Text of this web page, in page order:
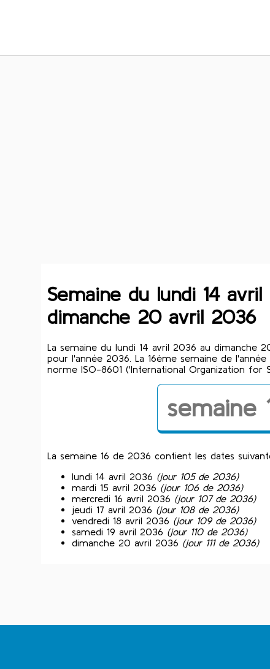
Semaine du lundi 14
dimanche 20 avril 2036
La semaine du lundi 14 avril 2036 au dimanche
pour l'année 2036. La 16ème semaine de
norme ISO-8601 ('International Organization for
semaine
La semaine 16 de 2036 contient les dates
lundi 14 avril 2036 (jour 105 de 2036)
mardi 15 avril 2036 (jour 106 de 2036)
mercredi 16 avril 2036 (jour 107 de 2036)
jeudi 17 avril 2036 (jour 108 de 2036)
vendredi 18 avril 2036 (jour 109 de 2036)
samedi 19 avril 2036 (jour 110 de 2036)
dimanche 20 avril 2036 (jour 111 de 2036)